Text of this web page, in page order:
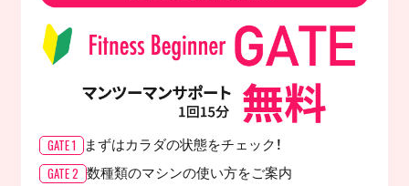
GATE 1 まずはカラダの状態をチェック！
GATE 2 数種類のマシンの使い方をご案内